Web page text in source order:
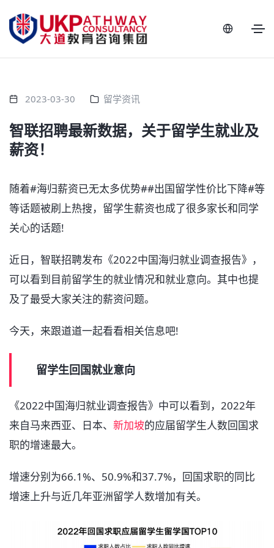
2023-03-30 留学资讯
智联招聘最新数据，关于留学生就业及
薪资！
随着#海归薪资已无太多优势##出国留学性价比下降#等
等话题被刷上热搜，留学生薪资也成了很多家长和同学
关心的话题!
近日，智联招聘发布《2022中国海归就业调查报告》，
可以看到目前留学生的就业情况和就业意向。其中也提
及了最受大家关注的薪资问题。
今天，来跟道道一起看看相关信息吧!
留学生回国就业意向
《2022中国海归就业调查报告》中可以看到，2022年
来自马来西亚、日本、 新加坡的应届留学生人数回国求
职的增速最大。
增速分别为66.1%、50.9%和37.7%，回国求职的同比
增速上升与近几年亚洲留学人数增加有关。